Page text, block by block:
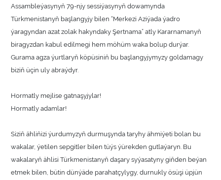
Assambleýasynyň 79-njy sessiýasynyň dowamynda
Türkmenistanyň başlangyjy bilen “Merkezi Aziýada ýadro
ýaragyndan azat zolak hakyndaky Şertnama” atly Kararnamanyň
biragyzdan kabul edilmegi hem möhüm waka bolup durýar.
Gurama agza ýurtlaryň köpüsiniň bu başlangyjymyzy goldamagy
biziň üçin uly abraýdyr.
Hormatly mejlise gatnaşyjylar!
Hormatly adamlar!
Siziň ähliňizi ýurdumyzyň durmuşynda taryhy ähmiýeti bolan bu
wakalar, ýetilen sepgitler bilen tüýs ýürekden gutlaýaryn. Bu
wakalaryň ählisi Türkmenistanyň daşary syýasatyny giňden beýan
etmek bilen, bütin dünýäde parahatçylygy, durnukly ösüşi üpjün